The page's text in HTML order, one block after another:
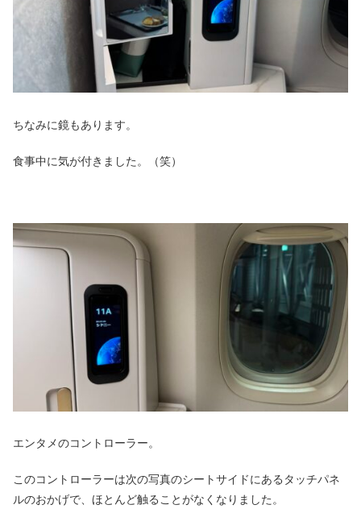
ちなみに鏡もあります。
食事中に気が付きました。（笑）
エンタメのコントローラー。
このコントローラーは次の写真のシートサイドにあるタッチパネ
ルのおかげで、ほとんど触ることがなくなりました。